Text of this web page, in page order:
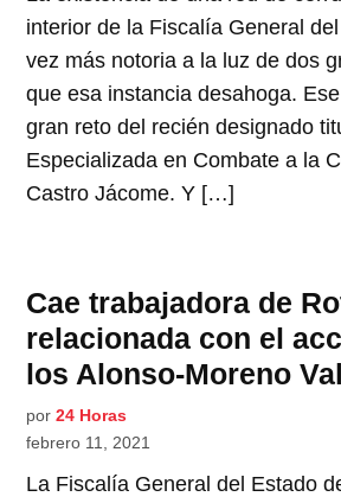
interior de la Fiscalía General
vez más notoria a la luz de dos
que esa instancia desahoga.
gran reto del recién designado
Especializada en Combate a la
Castro Jácome. Y […]
Cae trabajadora de
relacionada con el
los Alonso-Moreno
por 24 Horas
febrero 11, 2021
La Fiscalía General del Estado